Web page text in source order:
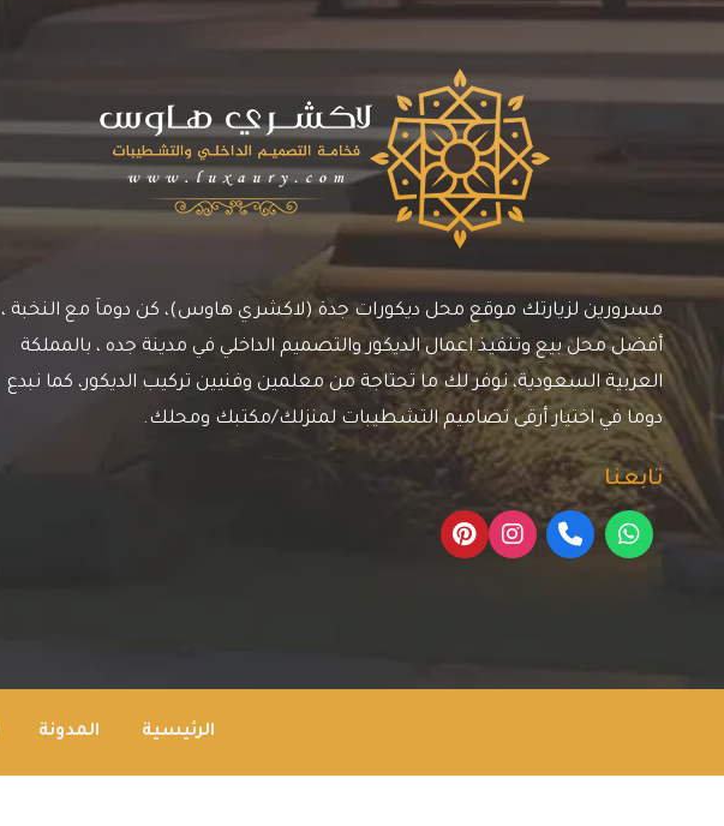
مكاتب
تنفيذ
ديكور
محلات
مسرورين لزيارتك موقع محل ديكورات جدة (لاكشري هاوس)، كن دوماَ مع النخبة ،
أفضل محل بيع وتنفيذ اعمال الديكور والتصميم الداخلي في مدينة جده ، بالمملكة
العربية السعودية، نوفر لك ما تحتاجة من معلمين وفنيين تركيب الديكور، كما نبدع
دوما في اختيار أرقى تصاميم التشطيبات لمنزلك/مكتبك ومحلك.
تابعنا
الرئيسية المدونة